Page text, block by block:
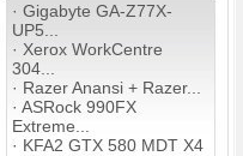
· Gigabyte GA-Z77X-
UP5...
· Xerox WorkCentre
304...
· Razer Anansi + Razer...
· ASRock 990FX
Extreme...
· KFA2 GTX 580 MDT X4